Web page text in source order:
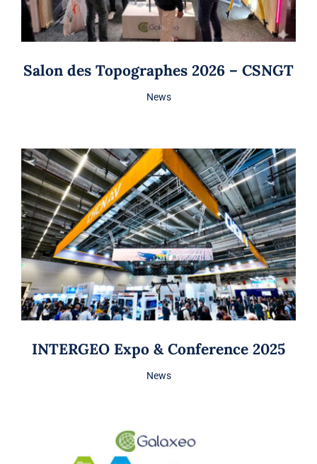
Salon des Topographes 2026 – CSNGT
News
INTERGEO Expo & Conference 2025
News